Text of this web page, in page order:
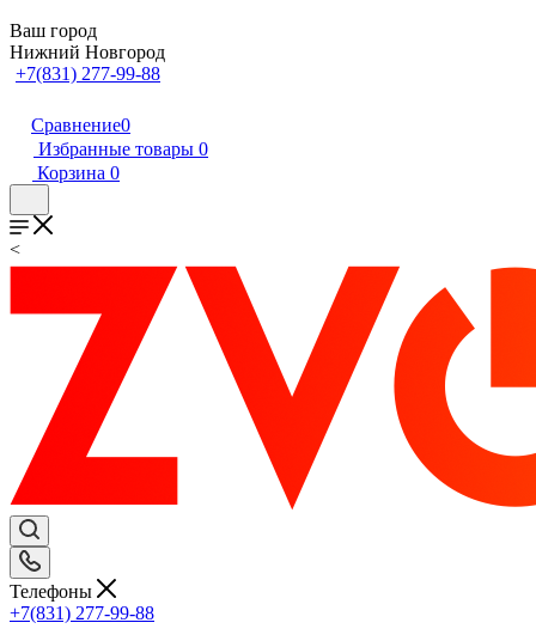
Ваш город
Нижний Новгород
+7(831) 277-99-88
Сравнение0
Избранные товары 0
Корзина 0
<
Телефоны
+7(831) 277-99-88